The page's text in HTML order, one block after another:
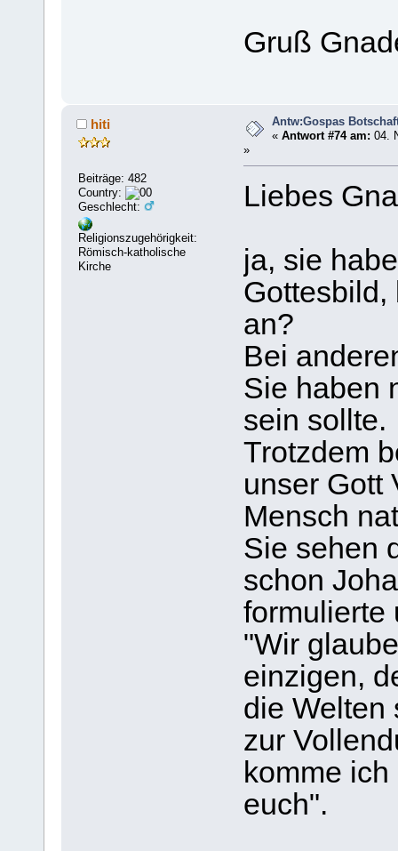
Gruß
hiti
Beiträge: 482
Country:
Geschlecht:
Religionszugehörigkeit:
Römisch-katholische
Kirche
Antw:Gospas
«Antwort #74 am: 04.
»
Liebes
ja, sie
Gottesbild,
an?
Bei
Sie haben
sein sollte.
Trotzdem
unser Gott
Mensch
Sie sehen
schon
formulierte
"Wir
einzigen,
die Welten
zur
komme
euch".